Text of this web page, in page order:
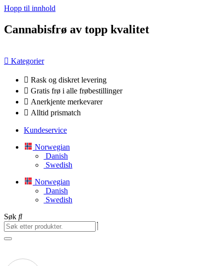
Hopp til innhold
Cannabisfrø av topp kvalitet
Kategorier
Rask og diskret levering
Gratis frø i alle frøbestillinger
Anerkjente merkevarer
Alltid prismatch
Kundeservice
Norwegian
Danish
Swedish
Norwegian
Danish
Swedish
Søk